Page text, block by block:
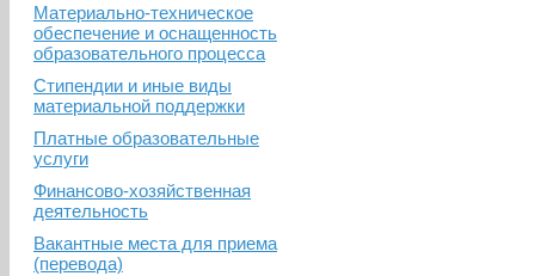
Материально-техническое
обеспечение и оснащенность
образовательного процесса
Стипендии и иные виды
материальной поддержки
Платные образовательные
услуги
Финансово-хозяйственная
деятельность
Вакантные места для приема
(перевода)